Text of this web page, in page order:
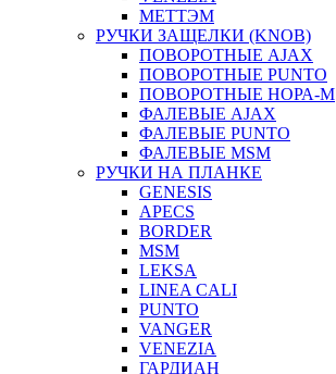
МЕТТЭМ
РУЧКИ ЗАЩЕЛКИ (KNOB)
ПОВОРОТНЫЕ AJAX
ПОВОРОТНЫЕ PUNTO
ПОВОРОТНЫЕ НОРА-М
ФАЛЕВЫЕ AJAX
ФАЛЕВЫЕ PUNTO
ФАЛЕВЫЕ MSM
РУЧКИ НА ПЛАНКЕ
GENESIS
APECS
BORDER
MSM
LEKSA
LINEA CALI
PUNTO
VANGER
VENEZIA
ГАРДИАН